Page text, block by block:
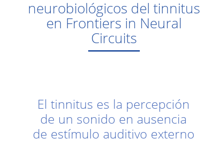
neurobiológicos del tinnitus
en Frontiers in Neural
Circuits
El tinnitus es la percepción
de un sonido en ausencia
de estímulo auditivo externo